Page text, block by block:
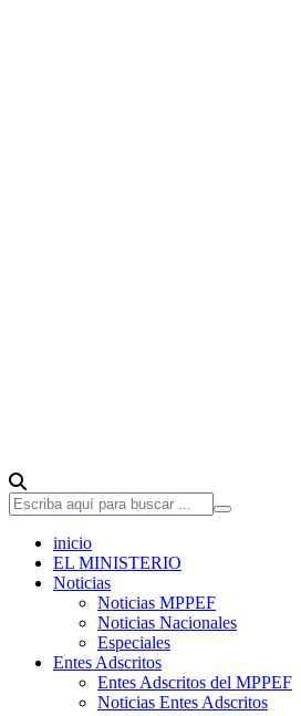
inicio
EL MINISTERIO
Noticias
Noticias MPPEF
Noticias Nacionales
Especiales
Entes Adscritos
Entes Adscritos del MPPEF
Noticias Entes Adscritos